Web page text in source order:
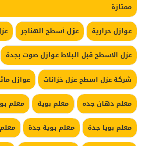
ممتازة
عوازل حرارية
عزل أسطح الهناجر
عزل الاسطح قبل البلاط عوازل صوت بجدة
شركة عزل اسطح عزل خزانات
عوازل
معلم دهان جده
معلم بوية
معلم
معلم بويا جدة
معلم بوية جدة